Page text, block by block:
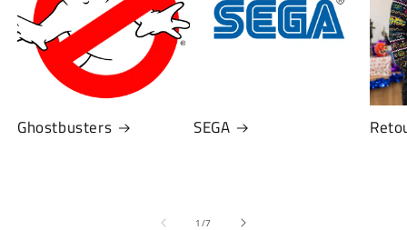
Ghostbusters SEGA
1 /de
7